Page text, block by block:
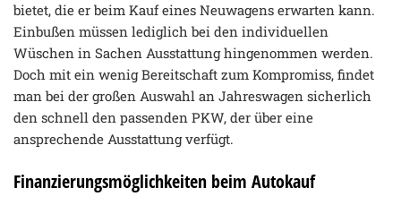
bietet, die er beim Kauf eines Neuwagens erwarten kann.
Einbußen müssen lediglich bei den individuellen
Wüschen in Sachen Ausstattung hingenommen werden.
Doch mit ein wenig Bereitschaft zum Kompromiss, findet
man bei der großen Auswahl an Jahreswagen sicherlich
den schnell den passenden PKW, der über eine
ansprechende Ausstattung verfügt.
Finanzierungsmöglichkeiten beim Autokauf